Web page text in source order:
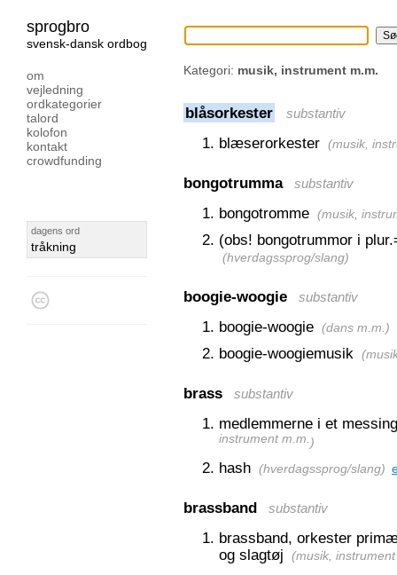
sprogbro
svensk-dansk ordbog
om
vejledning
ordkategorier
talord
kolofon
kontakt
crowdfunding
dagens ord
tråkning
Kategori: musik, instrument m.m.
blåsorkester substantiv
blæserorkester (musik,
bongotrumma substantiv
bongotromme (musik,
(obs! bongotrummor i
(hverdagssprog/slang)
boogie-woogie substantiv
boogie-woogie (dans m.m. )
boogie-woogiemusik (
brass substantiv
medlemmerne i et
instrument m.m. )
hash (hverdagssprog/slang)
brassband substantiv
brassband, orkester
og slagtøj
(musik,